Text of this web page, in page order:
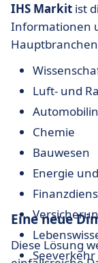
IHS Markit ist
Informationen
Luft- und
Chemie
Bauwesen
Energie
Eine neue
Diese Lösung